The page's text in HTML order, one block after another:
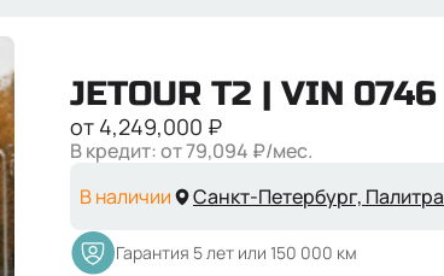
JETOUR T2 | VIN 0746
от 4,249,000 ₽
В кредит: от79,094 ₽/мес.
В наличии
Санкт-Петербург, Палитра
Гарантия 5 лет или 150 000 км